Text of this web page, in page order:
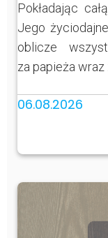
Pokładając
Jego
oblicze
za papieża wraz
06.08.2026